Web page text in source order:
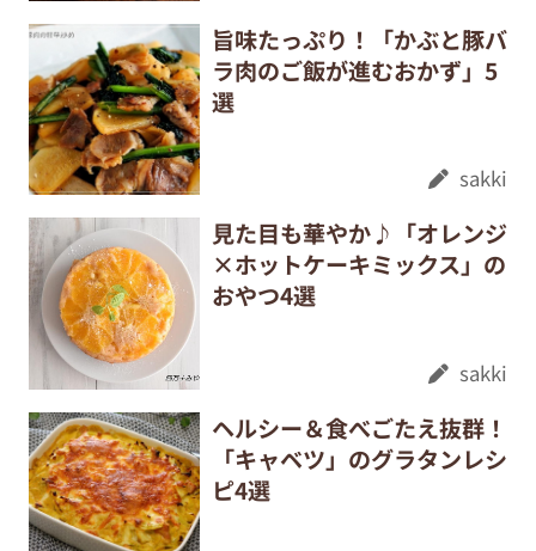
旨味たっぷり！「かぶと豚バ
ラ肉のご飯が進むおかず」5
選
sakki
見た目も華やか♪「オレンジ
×ホットケーキミックス」の
おやつ4選
sakki
ヘルシー＆食べごたえ抜群！
「キャベツ」のグラタンレシ
ピ4選